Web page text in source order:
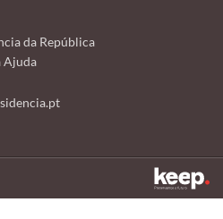
da República
Ajuda